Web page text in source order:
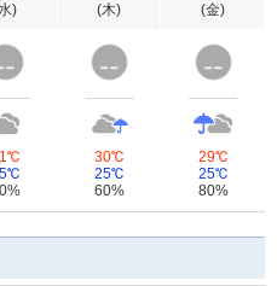
)
(木)
30℃
25℃
60%
(金)
29℃
25℃
80%